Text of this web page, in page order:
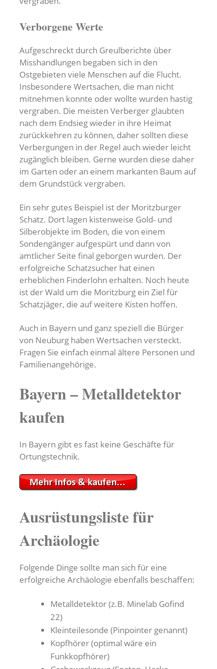
Verborgene Werte
Aufgeschreckt durch Greulberichte über
Misshandlungen begaben sich in den
Ostgebieten viele Menschen auf die Flucht.
Insbesondere Wertsachen, die man nicht
mitnehmen konnte oder wollte wurden hastig
vergraben. Die meisten Verberger glaubten
nach dem Endsieg wieder in ihre Heimat
zurückkehren zu können, daher sollten diese
Verbergungen in der Regel auch wieder leicht
zugänglich bleiben. Gerne wurden diese daher
im Garten oder an einem markanten Baum auf
dem Grundstück vergraben.
Ein sehr gutes Beispiel ist der Moritzburger
Schatz. Dort lagen kistenweise Gold- und
Silberobjekte im Boden, die von einem
Sondengänger aufgespürt und dann von
amtlicher Seite final geborgen wurden. Der
erfolgreiche Schatzsucher hat einen
erheblichen Finderlohn erhalten. Noch heute
ist der Wald um die Moritzburg ein Ziel für
Schatzjäger, die auf weitere Kisten hoffen.
Auch in Bayern und ganz speziell die Bürger
von Neuburg haben Wertsachen versteckt.
Fragen Sie einfach einmal ältere Personen und
Familienangehörige.
Bayern – Metalldetektor
kaufen
In Bayern gibt es fast keine Geschäfte für
Ortungstechnik.
Ausrüstungsliste für
Archäologie
Folgende Dinge sollte man sich für eine
erfolgreiche Archäologie ebenfalls beschaffen:
Metalldetektor (z.B. Minelab Gofind
22)
Kleinteilesonde (Pinpointer genannt)
Kopfhörer (optimal wäre ein
Funkkopfhörer)